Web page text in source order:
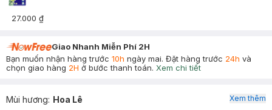
27.000 ₫
Giao Nhanh Miễn Phí 2H
Bạn muốn nhận hàng trước 10h ngày mai. Đặt hàng trước 24h và
chọn giao hàng 2H ở bước thanh toán. Xem chi tiết
Mùi hương: Hoa Lê Xem thêm